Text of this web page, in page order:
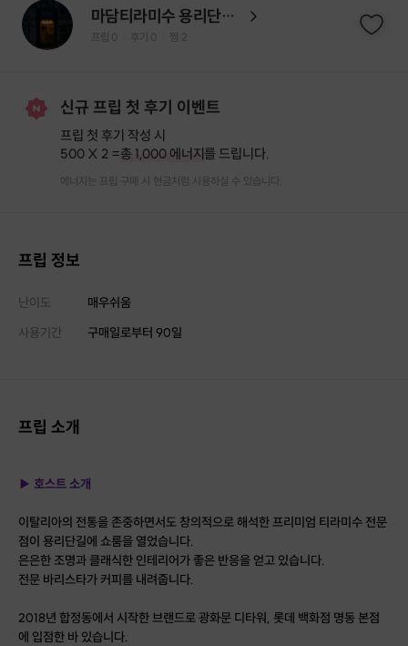
마담티라미수 용리단길 쇼룸
프립 0 후기 0 찜 2
신규 프립 첫 후기 이벤트
프립 첫 후기 작성 시
500 X 2 =총 1,000 에너지를 드립니다.
에너지는 프립 구매 시 현금처럼 사용하실 수 있습니다.
프립 정보
난이도
매우쉬움
사용기간
구매일로부터 90일
프립 소개
▶ 호스트 소개
이탈리아의 전통을 존중하면서도 창의적으로 해석한 프리미엄 티라미수 전문
점이 용리단길에 쇼룸을 열었습니다.
은은한 조명과 클래식한 인테리어가 좋은 반응을 얻고 있습니다.
전문 바리스타가 커피를 내려줍니다.
2018년 합정동에서 시작한 브랜드로 광화문 디타워, 롯데 백화점 명동 본점
에 입점한 바 있습니다.